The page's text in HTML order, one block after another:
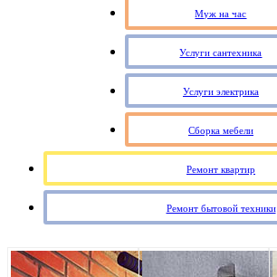
Муж на час
Услуги сантехника
Услуги электрика
Сборка мебели
Ремонт квартир
Ремонт бытовой техники